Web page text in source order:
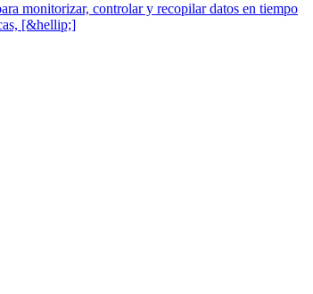
monitorizar, controlar y recopilar datos en tiempo
[&hellip;]